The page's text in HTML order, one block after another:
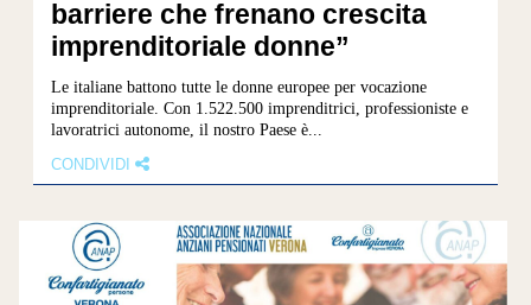
barriere che frenano crescita
imprenditoriale donne”
Le italiane battono tutte le donne europee per vocazione
imprenditoriale. Con 1.522.500 imprenditrici, professioniste e
lavoratrici autonome, il nostro Paese è...
CONDIVIDI